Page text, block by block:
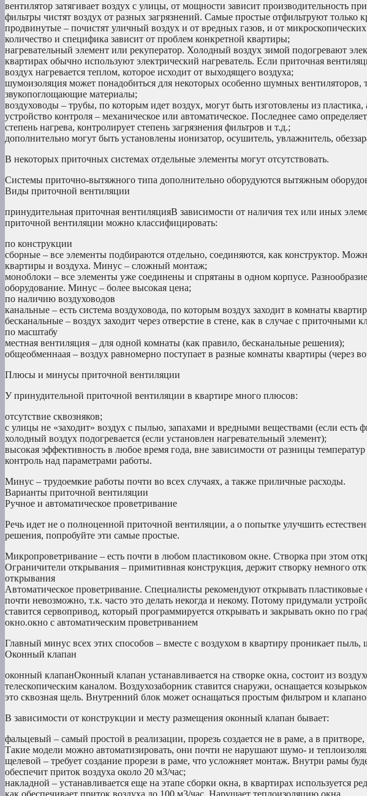
вентилятор затягивает воздух с улицы, от мощности зависит производительность
фильтры чистят воздух от разных загрязнений. Самые простые отфильтруют
продвинутые – почистят уличный воздух и от вредных газов, и от
количество и специфика зависит от проблем конкретной квартиры;
нагревательный элемент или рекуператор. Холодный воздух зимой подогревают
квартирах обычно используют электрический нагреватель. Если приточная
воздух нагревается теплом, которое исходит от выходящего воздуха;
шумоизоляция может понадобиться для некоторых особенно шумных вентиляторов,
звукопоглощающие материалы;
воздуховоды – трубы, по которым идет воздух, могут быть изготовлены из
устройство контроля – механическое или автоматическое. Последнее само
степень нагрева, контролирует степень загрязнения фильтров и т.д.;
дополнительно могут быть установлены ионизатор, осушитель, увлажнитель,
В некоторых приточных системах отдельные элементы могут отсутствовать.
Системы приточно-вытяжного типа дополнительно оборудуются вытяжным
Виды приточной вентиляции
принудительная приточная вентиляцияВ зависимости от наличия тех или иных
приточной вентиляции можно классифицировать:
по конструкции
сборные – все элементы подбираются отдельно, соединяются, как конструктор.
квартиры и воздуха. Минус – сложный монтаж;
моноблоки – все элементы уже соединены и спрятаны в одном корпусе.
оборудование. Минус – более высокая цена;
по наличию воздуховодов
канальные – есть система воздуховода, по которым воздух заходит в комнаты
бесканальные – воздух заходит через отверстие в стене, как в случае с приточными
по масштабу
местная вентиляция – для одной комнаты (как правило, бесканальные решения);
общеобменнаая – воздух равномерно поступает в разные комнаты квартиры (через
Плюсы и минусы приточной вентиляции
У принудительной приточной вентиляции в квартире много плюсов:
отсутствие сквозняков;
с улицы не «заходит» воздух с пылью, запахами и вредными веществами (если есть
холодный воздух подогревается (если установлен нагревательный элемент);
высокая эффективность в любое время года, вне зависимости от разницы
контроль над параметрами работы.
Минус – трудоемкие работы почти во всех случаях, а также приличные расходы.
Варианты приточной вентиляции
Ручное и автоматическое проветривание
Речь идет не о полноценной приточной вентиляции, а о попытке улучшить
решения, попробуйте эти самые простые.
Микропроветривание – есть почти в любом пластиковом окне. Створка при этом
Ограничители открывания – примитивная конструкция, держит створку немного
открывания
Автоматическое проветривание. Специалисты рекомендуют открывать
почти невозможно, т.к. часто это делать некогда и некому. Потому придумали
ставится сервопривод, который программируется открывать и закрывать окно по
окно.окно с автоматическим проветриванием
Главный минус всех этих способов – вместе с воздухом в квартиру проникает пыль,
Оконный клапан
оконный клапанОконный клапан устанавливается на створке окна, состоит из
телескопическим каналом. Воздухозаборник ставится снаружи, оснащается
это сквозная щель. Внутренний блок может оснащаться простым фильтром и
В зависимости от конструкции и месту размещения оконный клапан бывает:
фальцевый – самый простой в реализации, прорезь создается не в раме, а в
Такие модели можно автоматизировать, они почти не нарушают шумо- и
щелевой – требует создание прорези в раме, что усложняет монтаж. Внутри рамы
обеспечит приток воздуха около 20 м3/час;
накладной – устанавливается еще на этапе сборки окна, в квартирах используется